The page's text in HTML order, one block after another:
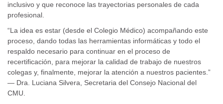
inclusivo y que reconoce las trayectorias personales de cada
profesional.
“La idea es estar (desde el Colegio Médico) acompañando este
proceso, dando todas las herramientas informáticas y todo el
respaldo necesario para continuar en el proceso de
recertificación, para mejorar la calidad de trabajo de nuestros
colegas y, finalmente, mejorar la atención a nuestros pacientes.”
— Dra. Luciana Silvera, Secretaria del Consejo Nacional del
CMU.